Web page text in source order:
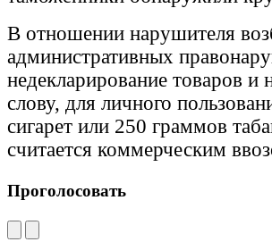
В отношении нарушителя
административных
недекларирование товаров
слову, для личного
сигарет или 250 граммов
считается коммерческим
Проголосовать